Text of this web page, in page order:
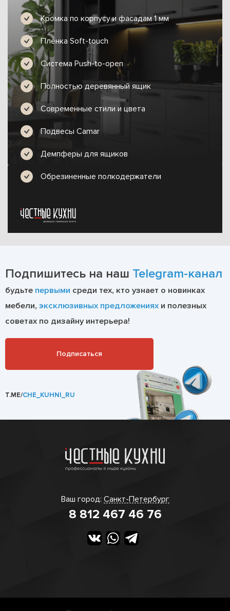
Кромка по корпусу и фасадам 1 мм
Плёнка Soft-touch
Система Push-to-open
Полностью деревянный ящик
Современные стили и цвета
Подвесы Camar
Демпферы для ящиков
Обрезиненные полкодержатели
Подпишитесь на наш Telegram-канал
будьте первыми среди тех, кто узнает о новинках
мебели, эксклюзивных предложениях и полезных
советах по дизайну интерьера!
Подписаться
T.ME/CHE_KUHNI_RU
Ваш город: Санкт-Петербург
8 812 467 46 76